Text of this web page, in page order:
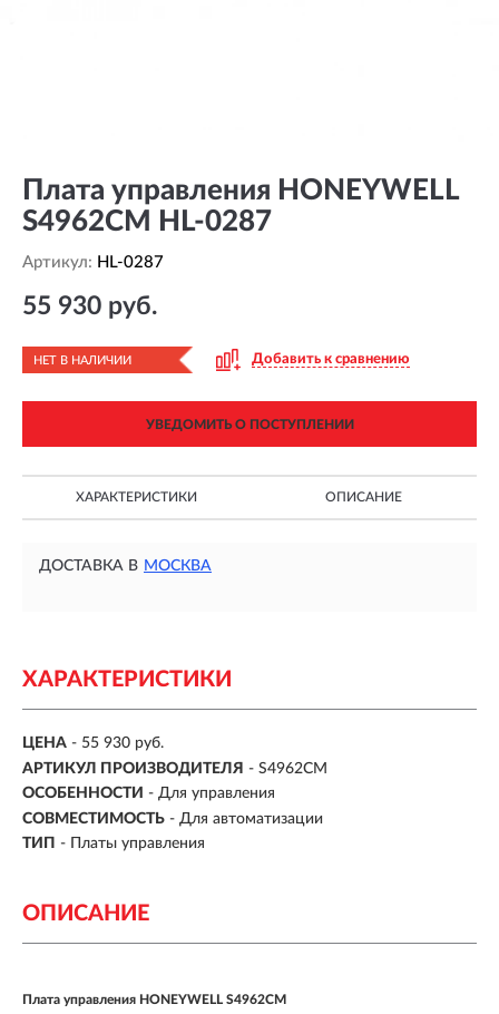
Плата управления HONEYWELL
S4962CM HL-0287
Артикул: HL-0287
55 930 руб.
НЕТ В НАЛИЧИИ Добавить к сравнению
УВЕДОМИТЬ О ПОСТУПЛЕНИИ
ХАРАКТЕРИСТИКИ ОПИСАНИЕ
ДОСТАВКА В МОСКВА
ХАРАКТЕРИСТИКИ
ЦЕНА - 55 930 руб.
АРТИКУЛ ПРОИЗВОДИТЕЛЯ - S4962CM
ОСОБЕННОСТИ - Для управления
СОВМЕСТИМОСТЬ - Для автоматизации
ТИП - Платы управления
ОПИСАНИЕ
Плата управления HONEYWELL S4962CM